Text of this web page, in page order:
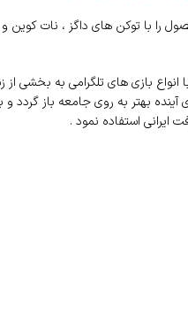
را با توکن های داگز ، نات
انواع بازی های تلگرامی به
بهتر به روی جامعه باز گردد و
استفاده نمود .